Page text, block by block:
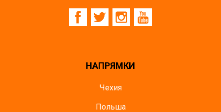
НАПРЯМКИ
Чехия
Польша